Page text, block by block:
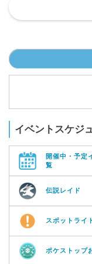
イベントスケジ
開催中・予定
覧
伝説レイド
スポットライ
ポケストップ